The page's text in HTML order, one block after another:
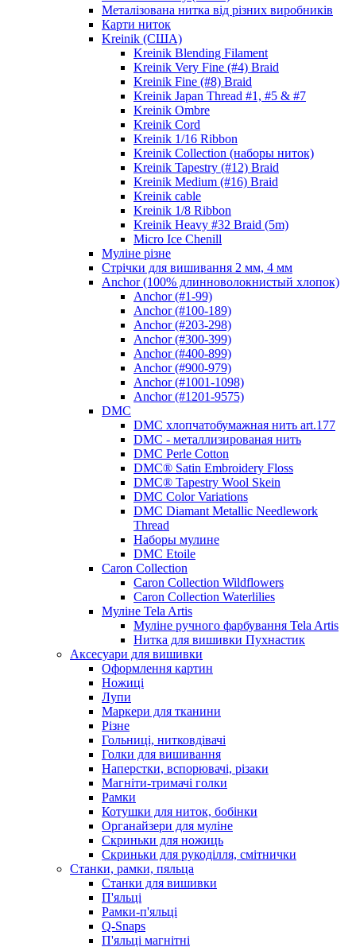
Металізована нитка від різних виробників
Карти ниток
Kreinik (США)
Kreinik Blending Filament
Kreinik Very Fine (#4) Braid
Kreinik Fine (#8) Braid
Kreinik Japan Thread #1, #5 & #7
Kreinik Ombre
Kreinik Cord
Kreinik 1/16 Ribbon
Kreinik Collection (наборы ниток)
Kreinik Tapestry (#12) Braid
Kreinik Medium (#16) Braid
Kreinik cable
Kreinik 1/8 Ribbon
Kreinik Heavy #32 Braid (5m)
Micro Ice Chenill
Муліне різне
Стрічки для вишивання 2 мм, 4 мм
Anchor (100% длинноволокнистый хлопок)
Anchor (#1-99)
Anchor (#100-189)
Anchor (#203-298)
Anchor (#300-399)
Anchor (#400-899)
Anchor (#900-979)
Anchor (#1001-1098)
Anchor (#1201-9575)
DMC
DMC хлопчатобумажная нить art.177
DMC - металлизированая нить
DMC Perle Cotton
DMC® Satin Embroidery Floss
DMC® Tapestry Wool Skein
DMC Color Variations
DMC Diamant Metallic Needlework
Thread
Наборы мулине
DMC Etoile
Caron Collection
Caron Collection Wildflowers
Caron Collection Waterlilies
Муліне Tela Artis
Муліне ручного фарбування Tela Artis
Нитка для вишивки Пухнастик
Аксесуари для вишивки
Оформлення картин
Ножиці
Лупи
Маркери для тканини
Різне
Гольниці, нитковдівачі
Голки для вишивання
Наперстки, вспорювачі, різаки
Магніти-тримачі голки
Рамки
Котушки для ниток, бобінки
Органайзери для муліне
Скриньки для ножиць
Скриньки для рукоділля, смітнички
Станки, рамки, пяльца
Станки для вишивки
П'яльці
Рамки-п'яльці
Q-Snaps
П'яльці магнітні